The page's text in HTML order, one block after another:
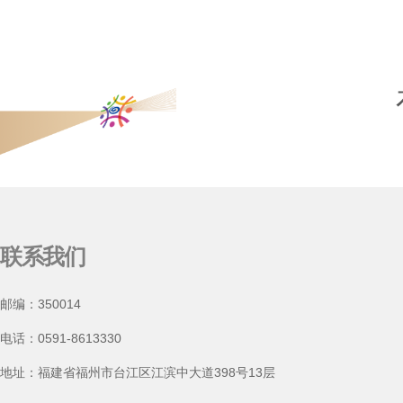
联系我们
邮编：350014
电话：0591-8613330
地址：福建省福州市台江区江滨中大道398号13层